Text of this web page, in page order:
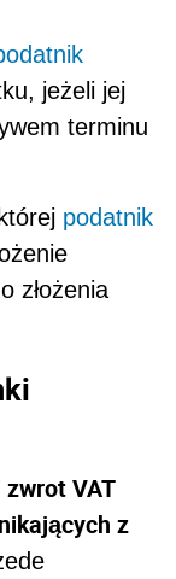
jeżeli jej
terminu
podatnik
złożenia
VAT
z